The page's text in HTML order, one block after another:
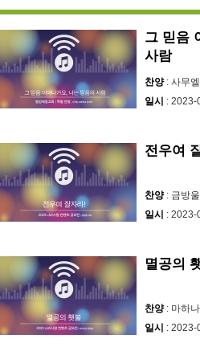
그 믿음
사람
찬양: 사무
일시 : 2023-
전우여
찬양: 금방
일시 : 2023-
멸공의
찬양: 마하
일시 : 2023-